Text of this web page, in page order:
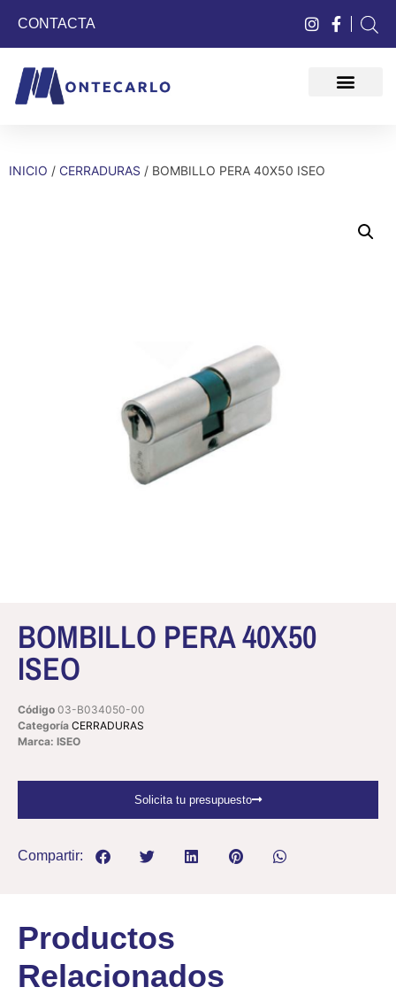
CONTACTA
INICIO / CERRADURAS / BOMBILLO PERA 40X50 ISEO
BOMBILLO PERA 40X50
ISEO
Código 03-B034050-00
Categoría CERRADURAS
Marca: ISEO
Solicita tu presupuesto
Compartir:
Productos
Relacionados